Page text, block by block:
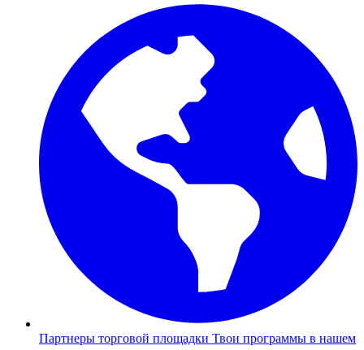
Партнеры торговой площадки Твои программы в нашем